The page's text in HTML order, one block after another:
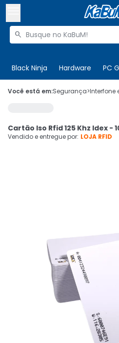
Buscar produtos

Black Ninja Hardware PC
 Olá. Acesse sua conta
Cupons
Você está em:Segurança>Interfone
Cartão Iso Rfid 125 Khz Idex -
Vendido e entregue por: LOJA RFID